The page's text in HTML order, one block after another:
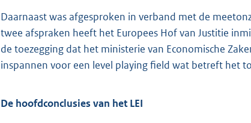
Daarnaast was afgesproken in verband met de
twee afspraken heeft het Europees Hof van Justitie
de toezegging dat het ministerie van Economische
inspannen voor een level playing field wat betreft het
De hoofdconclusies van het LEI